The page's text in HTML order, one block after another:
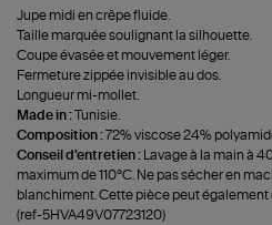
Jupe midi en crêpe fluide.
Taille marquée soulignant la silhouette.
Coupe évasée et mouvement léger.
Fermeture zippée invisible au dos.
Longueur mi-mollet.
Made in :
Tunisie.
Composition : 72% viscose 24%
Conseil d'entretien :
Lavage à la main à
maximum de 110°C. Ne pas sécher en
blanchiment. Cette pièce peut également
(ref-5HVA49V07723120)